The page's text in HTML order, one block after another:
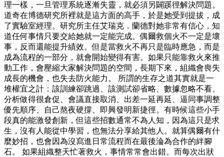
理一樣，一旦管理系統逐漸失靈，就必須另闢蹊徑解決問題。
道奇在博德研究所裡就是這方面的高手，於是她受到提拔，成
了實驗室經理。研究所主任艾瑞克．蘭德對她非常有信心，知
道任何事情只要交給她就一定能完成。偶爾救個火不一定是壞
事，反而還能提升績效。但是當救火不再只是臨時應急，而是
成為流程的一部分，就會開始變得有害。如果只能靠救火來推
動工作，會壓縮大家解決問題的空間，長期下來，組織會喪失
成長的機會，也失去防火能力。 所謂的生存之道其實就是一
堆權宜之計：該訓練卻跳過、該測試卻省略、數據忽略不看、
分析做得很倉促、會議直接取消、出差一延再延、逼同事調整
優先順序、自己熬夜硬撐、即興發明新捷徑。有時候這些小手
段真的能激發創新，但這些招數通常不為人知，因為這只是求
生，沒有人能從中學習，也無法分享給其他人。就算偶爾有什
麼妙招，也會因為沒寫進日常流程而在最後淪為合作的絆腳
石。 如果組織整天忙著救火，事情常常會出錯。而每次出狀